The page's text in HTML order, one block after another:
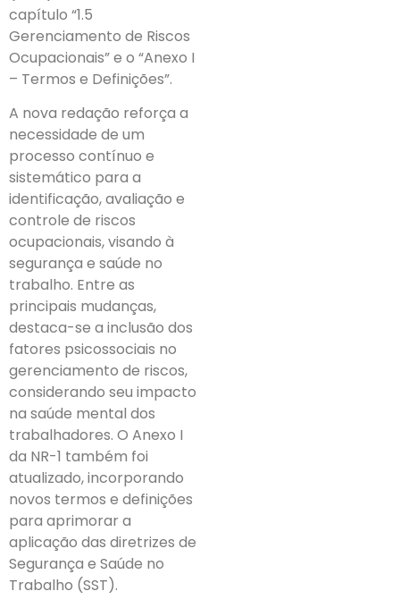
capítulo “1.5
Gerenciamento de Riscos
Ocupacionais” e o “Anexo I
– Termos e Definições”.
A nova redação reforça a
necessidade de um
processo contínuo e
sistemático para a
identificação, avaliação e
controle de riscos
ocupacionais, visando à
segurança e saúde no
trabalho. Entre as
principais mudanças,
destaca-se a inclusão dos
fatores psicossociais no
gerenciamento de riscos,
considerando seu impacto
na saúde mental dos
trabalhadores. O Anexo I
da NR-1 também foi
atualizado, incorporando
novos termos e definições
para aprimorar a
aplicação das diretrizes de
Segurança e Saúde no
Trabalho (SST).